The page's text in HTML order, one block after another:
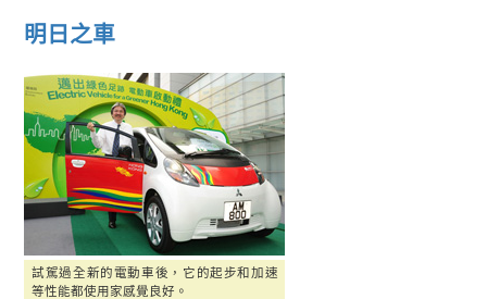
明日之車
試駕過全新的電動車後，它的起步和加速
等性能都使用家感覺良好。